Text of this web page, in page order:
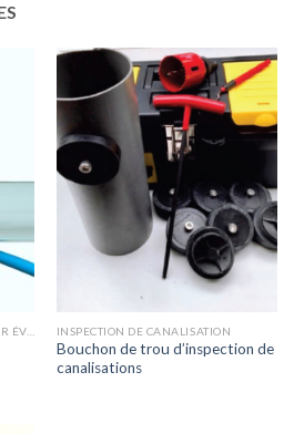
SYSTÈMES DE TUYAUTERIES POUR ÉVACUATION DES EAUX USÉES INSPECTION DE CANALISATION
Bouchon de trou d’inspection de
canalisations